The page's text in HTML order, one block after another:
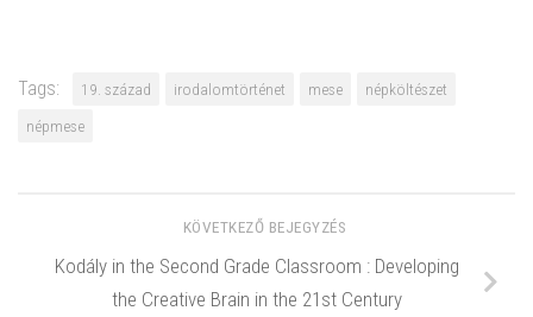
Tags: 19. század irodalomtörténet mese
népköltészet
népmese
KÖVETKEZŐ BEJEGYZÉS
Kodály in the Second Grade Classroom : Developing
the Creative Brain in the 21st Century